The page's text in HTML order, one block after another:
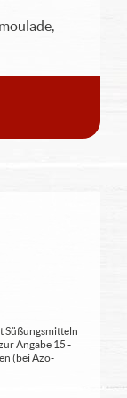
Süßungsmitteln
Angabe 15 -
(bei Azo-